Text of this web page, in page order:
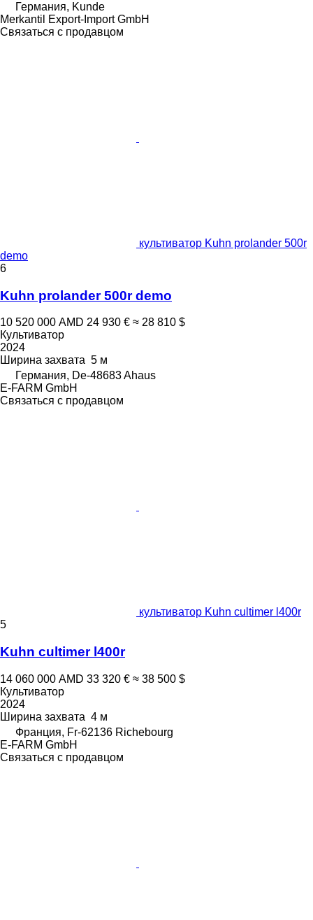
Германия, Kunde
Merkantil Export-Import GmbH
Связаться с продавцом
культиватор Kuhn prolander 500r
demo
6
Kuhn prolander 500r demo
10 520 000 AMD 24 930 € ≈ 28 810 $
Культиватор
2024
Ширина захвата 5 м
Германия, De-48683 Ahaus
E-FARM GmbH
Связаться с продавцом
культиватор Kuhn cultimer l400r
5
Kuhn cultimer l400r
14 060 000 AMD 33 320 € ≈ 38 500 $
Культиватор
2024
Ширина захвата 4 м
Франция, Fr-62136 Richebourg
E-FARM GmbH
Связаться с продавцом